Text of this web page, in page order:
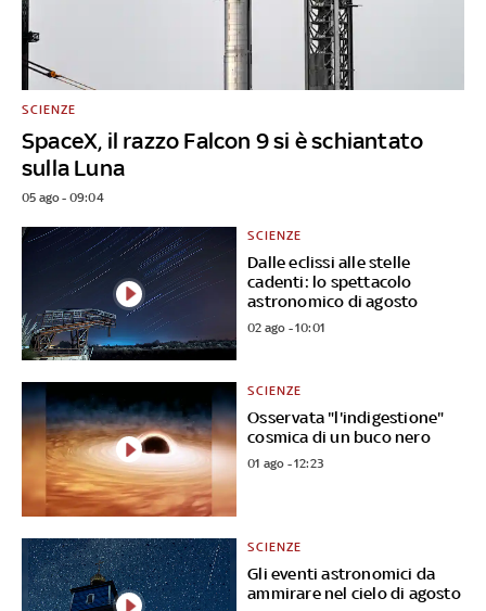
SpaceX, il razzo Falcon 9 si è schiantato
sulla Luna
SCIENZE
05 ago - 09:04
Dalle eclissi alle stelle
cadenti: lo spettacolo
astronomico di agosto
SCIENZE
02 ago - 10:01
Osservata "l'indigestione"
cosmica di un buco nero
SCIENZE
01 ago - 12:23
Gli eventi astronomici da
ammirare nel cielo di agosto
SCIENZE